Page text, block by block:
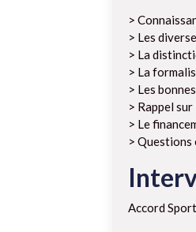
>
> Les
> La
> La
> Les
> Rappel
> Le
> Questions
Accord Sport